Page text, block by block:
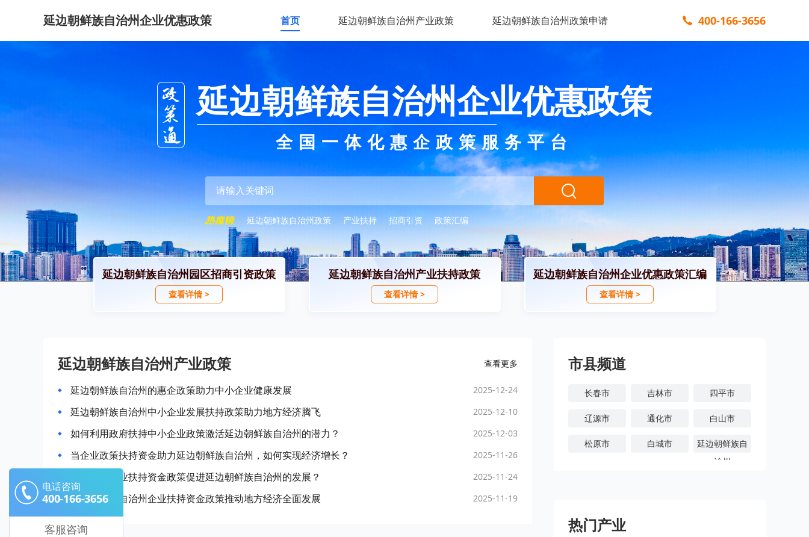
延边朝鲜族自治州企业优惠政策 首页 延边朝鲜族自治州产业政策 延边朝鲜族自治州政策申请 400-166-3656
延边朝鲜族自治州企业优惠政策
全国一体化惠企政策服务平台
延边朝鲜族自治州政策 产业扶持 招商引资 政策汇编
延边朝鲜族自治州园区招商引资政策
查看详情 >
延边朝鲜族自治州产业扶持政策
查看详情 >
延边朝鲜族自治州企业优惠政策汇编
查看详情 >
延边朝鲜族自治州产业政策 查看更多
延边朝鲜族自治州的惠企政策助力中小企业健康发展 2025-12-24
延边朝鲜族自治州中小企业发展扶持政策助力地方经济腾飞 2025-12-10
如何利用政府扶持中小企业政策激活延边朝鲜族自治州的潜力？ 2025-12-03
当企业政策扶持资金助力延边朝鲜族自治州，如何实现经济增长？ 2025-11-26
如何利用企业扶持资金政策促进延边朝鲜族自治州的发展？ 2025-11-24
延边朝鲜族自治州企业扶持资金政策推动地方经济全面发展 2025-11-19
市县频道
长春市 吉林市 四平市
辽源市 通化市 白山市
松原市 白城市
延边朝鲜族自
治州
热门产业
电话咨询
400-166-3656
客服咨询